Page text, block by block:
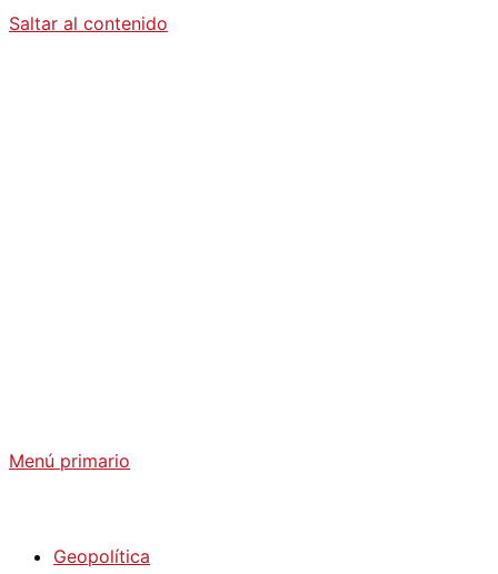
Saltar al contenido
Menú primario
Geopolítica